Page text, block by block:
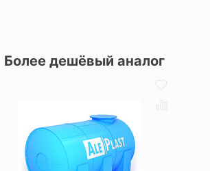
Более дешёвый аналог